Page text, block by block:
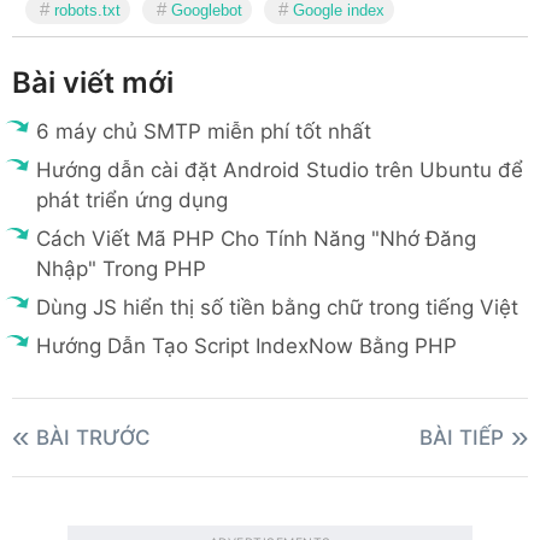
robots.txt Googlebot Google index
Bài viết mới
6 máy chủ SMTP miễn phí tốt nhất
Hướng dẫn cài đặt Android Studio trên Ubuntu để
phát triển ứng dụng
Cách Viết Mã PHP Cho Tính Năng "Nhớ Đăng
Nhập" Trong PHP
Dùng JS hiển thị số tiền bằng chữ trong tiếng Việt
Hướng Dẫn Tạo Script IndexNow Bằng PHP
BÀI TRƯỚC BÀI TIẾP